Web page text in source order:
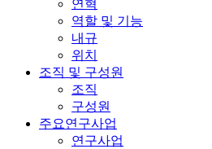
연혁
역할 및 기능
내규
위치
조직 및 구성원
조직
구성원
주요연구사업
연구사업